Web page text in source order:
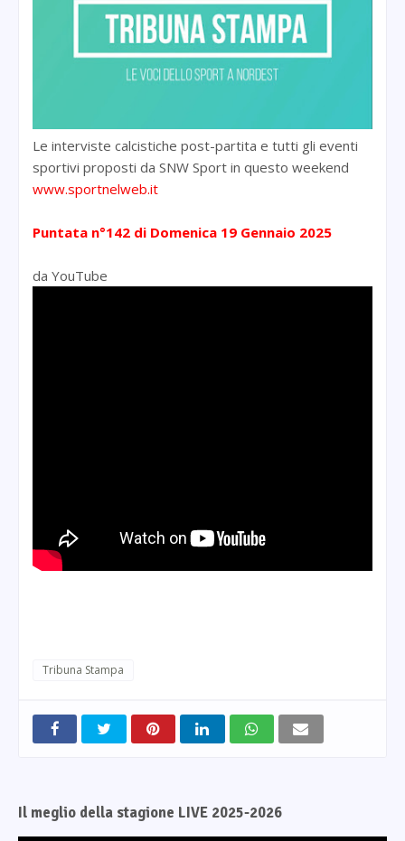
Le interviste calcistiche post-partita e tutti gli eventi
sportivi proposti da SNW Sport in questo weekend
www.sportnelweb.it
Puntata n°142 di Domenica 19 Gennaio 2025
da YouTube
Tribuna Stampa
Il meglio della stagione LIVE 2025-2026